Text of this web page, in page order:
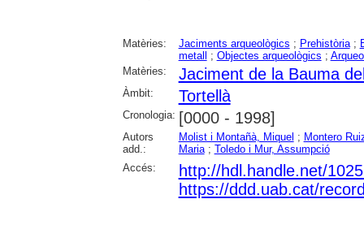
Matèries: Jaciments arqueològics ; Prehistòria;
metall
; Objectes arqueològics ;
Matèries:
Jaciment de la Bauma
Àmbit: Tortellà
Cronologia: [0000 - 1998]
Autors
add.:
Molist i Montañà, Miquel ; Montero
Maria; Toledo i Mur, Assumpció
Accés:
http://hdl.handle.net/
https://ddd.uab.cat/